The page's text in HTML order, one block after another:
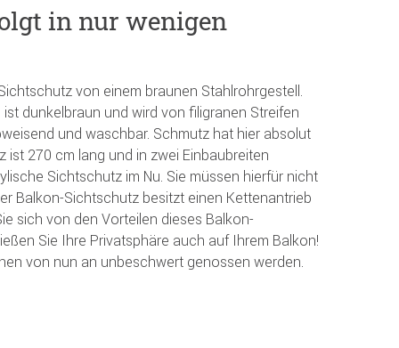
in nur wenigen
von einem braunen Stahlrohrgestell.
dunkelbraun und wird von filigranen Streifen
und waschbar. Schmutz hat hier absolut
ist 270 cm lang und in zwei Einbaubreiten
Sichtschutz im Nu. Sie müssen hierfür nicht
Balkon-Sichtschutz besitzt einen Kettenantrieb
sich von den Vorteilen dieses Balkon-
Sie Ihre Privatsphäre auch auf Ihrem Balkon!
von nun an unbeschwert genossen werden.